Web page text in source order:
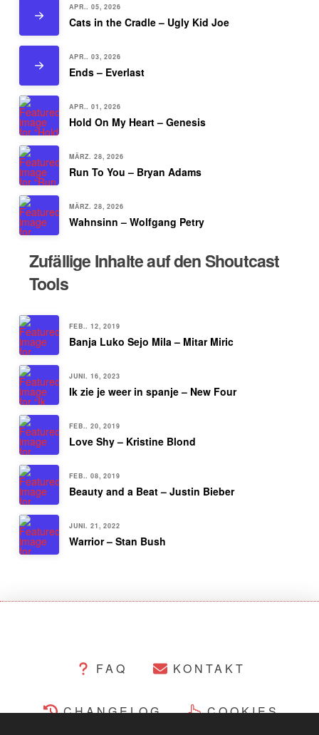
APR.. 05, 2026
Cats in the Cradle – Ugly Kid Joe
APR.. 03, 2026
Ends – Everlast
APR.. 01, 2026
Hold On My Heart – Genesis
MÄRZ. 28, 2026
Run To You – Bryan Adams
MÄRZ. 28, 2026
Wahnsinn – Wolfgang Petry
Zufällige Inhalte auf den Shoutcast
Tools
FEB.. 12, 2019
Banja Luko Sejo Mila – Mitar Miric
JUNI. 16, 2023
Ik zie je weer in spanje – New Four
FEB.. 20, 2019
Love Shy – Kristine Blond
FEB.. 08, 2019
Beauty and a Beat – Justin Bieber
JUNI. 21, 2022
Warrior – Stan Bush
FAQ KONTAKT
CHANGELOG COOKIES